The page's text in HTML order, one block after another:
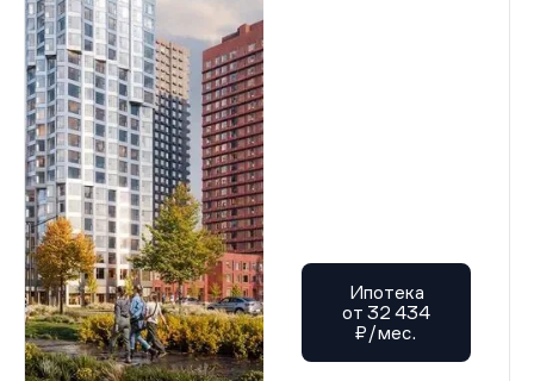
Ипотека
от 32 434
₽/мес.